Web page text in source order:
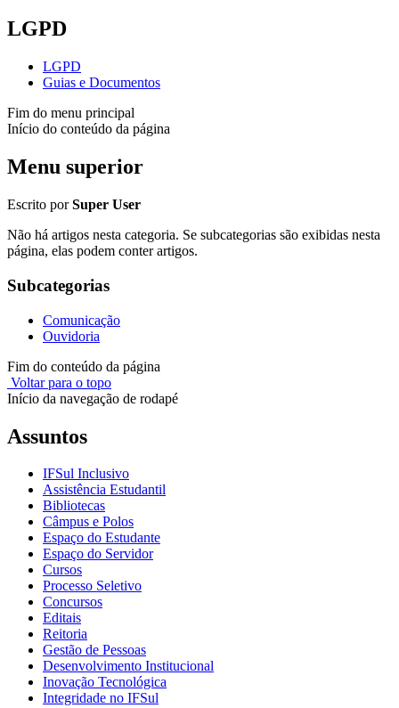
LGPD
LGPD
Guias e Documentos
Fim do menu principal
Início do conteúdo da página
Menu superior
Escrito porSuper User
Não há artigos nesta categoria. Se subcategorias são exibidas nesta
página, elas podem conter artigos.
Subcategorias
Comunicação
Ouvidoria
Fim do conteúdo da página
Voltar para o topo
Início da navegação de rodapé
Assuntos
IFSul Inclusivo
Assistência Estudantil
Bibliotecas
Câmpus e Polos
Espaço do Estudante
Espaço do Servidor
Cursos
Processo Seletivo
Concursos
Editais
Reitoria
Gestão de Pessoas
Desenvolvimento Institucional
Inovação Tecnológica
Integridade no IFSul